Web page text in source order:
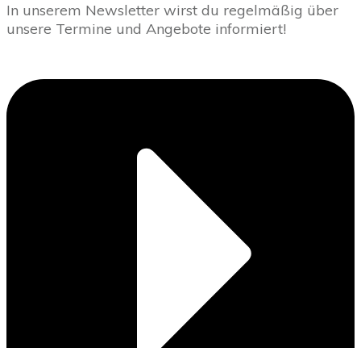
In unserem Newsletter wirst du regelmäßig über
unsere Termine und Angebote informiert!